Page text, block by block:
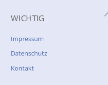
WICHTIG
Impressum
Datenschutz
Kontakt